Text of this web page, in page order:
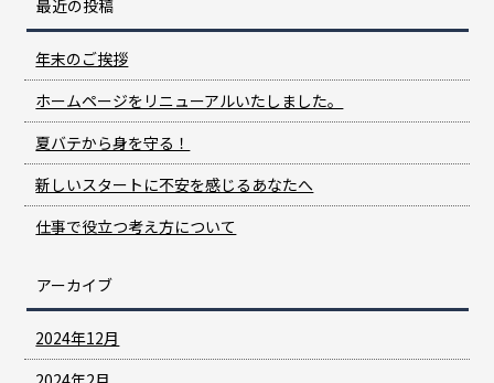
最近の投稿
年末のご挨拶
ホームページをリニューアルいたしました。
夏バテから身を守る！
新しいスタートに不安を感じるあなたへ
仕事で役立つ考え方について
アーカイブ
2024年12月